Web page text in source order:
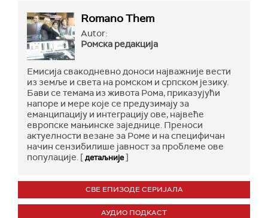
Romano Them
Autor:
Ромска редакција
Емисија свакодневно доноси најважније вести
из земље и света на ромском и српском језику.
Бави се темама из живота Рома, приказујући
напоре и мере које се предузимају за
еманципацију и интеграцију ове, највеће
европске мањинске заједнице. Преноси
актуелности везане за Роме и на специфичан
начин сензибилише јавност за проблеме ове
популације. [детаљније]
СВЕ ЕПИЗОДЕ СЕРИЈАЛА
АУДИО ПОДКАСТ